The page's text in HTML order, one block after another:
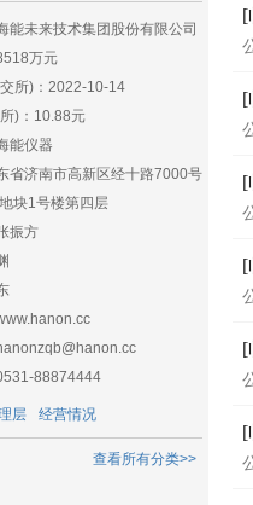
能未来技术集团股份有限公司
万元
所)：2022-10-14
)：10.88元
能仪器
省济南市高新区经十路7000号
块1号楼第四层
振方
88874444
层 经营情况
查看所有分类>>
[
[
[
[
[
[